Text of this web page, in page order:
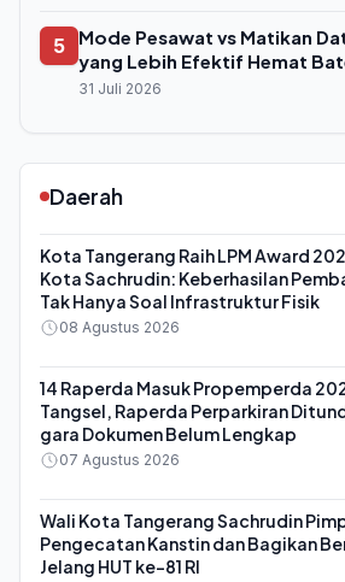
5
Mode Pesawat vs Matikan
yang Lebih Efektif Hemat
31 Juli 2026
Daerah
Kota Tangerang Raih LPM Award
Kota Sachrudin: Keberhasilan
Tak Hanya Soal Infrastruktur Fisik
08 Agustus 2026
14 Raperda Masuk Propemperda
Tangsel, Raperda Perparkiran
gara Dokumen Belum Lengkap
07 Agustus 2026
Wali Kota Tangerang Sachrudin
Pengecatan Kanstin dan Bagikan
Jelang HUT ke-81 RI